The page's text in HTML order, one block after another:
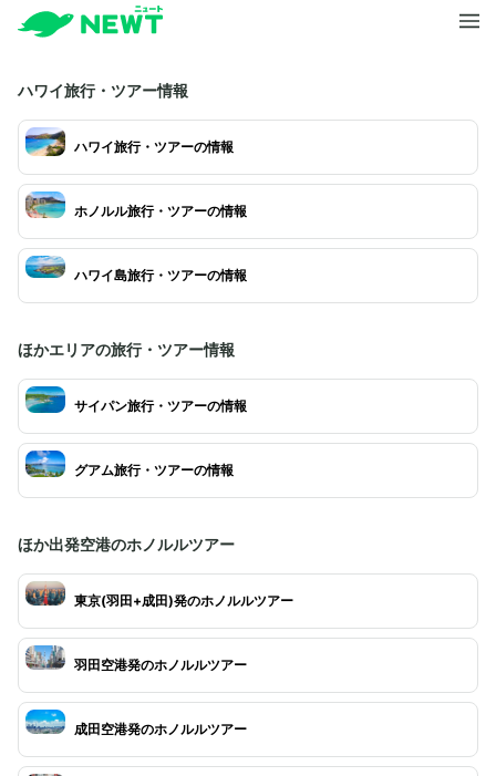
ハワイ旅行・ツアー情報
ハワイ旅行・ツアーの情報
ホノルル旅行・ツアーの情報
ハワイ島旅行・ツアーの情報
ほかエリアの旅行・ツアー情報
サイパン旅行・ツアーの情報
グアム旅行・ツアーの情報
ほか出発空港のホノルルツアー
東京(羽田+成田)発のホノルルツアー
羽田空港発のホノルルツアー
成田空港発のホノルルツアー